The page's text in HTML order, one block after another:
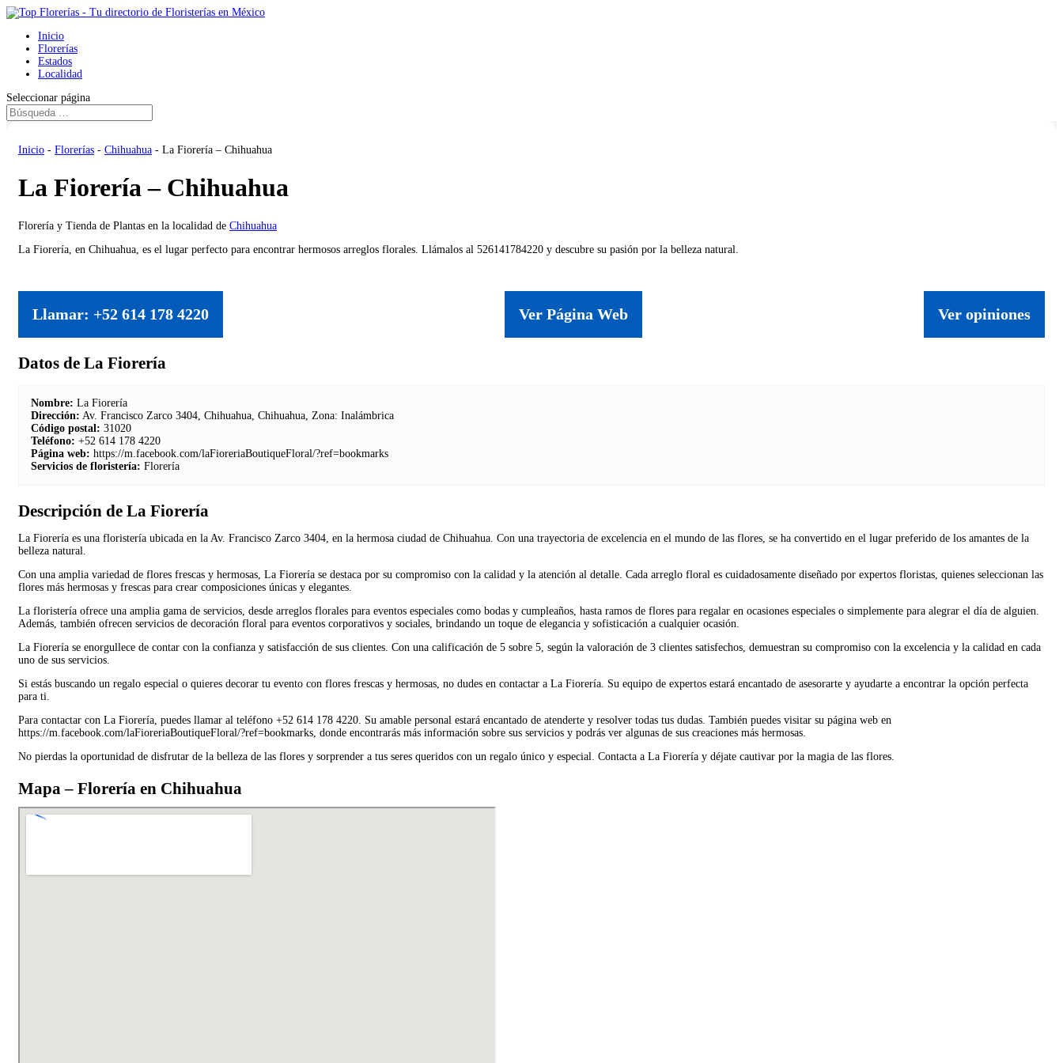
Inicio
Florerías
Estados
Localidad
Seleccionar página
Inicio - Florerías - Chihuahua - La Fiorería – Chihuahua
La Fiorería – Chihuahua
Florería y Tienda de Plantas en la localidad de Chihuahua
La Fiorería, en Chihuahua, es el lugar perfecto para encontrar hermosos arreglos florales. Llámalos al 526141784220 y descubre su pasión por la belleza natural.
Llamar: +52 614 178 4220 Ver Página Web Ver opiniones
Datos de La Fiorería
Nombre: La Fiorería
Dirección: Av. Francisco Zarco 3404, Chihuahua, Chihuahua, Zona: Inalámbrica
Código postal: 31020
Teléfono: +52 614 178 4220
Página web: https://m.facebook.com/laFioreriaBoutiqueFloral/?ref=bookmarks
Servicios de floristería: Florería
Descripción de La Fiorería
La Fiorería es una floristería ubicada en la Av. Francisco Zarco 3404, en la hermosa ciudad de Chihuahua. Con una trayectoria de excelencia en el mundo de las flores, se ha convertido en el lugar preferido de los amantes de la
belleza natural.
Con una amplia variedad de flores frescas y hermosas, La Fiorería se destaca por su compromiso con la calidad y la atención al detalle. Cada arreglo floral es cuidadosamente diseñado por expertos floristas, quienes seleccionan las
flores más hermosas y frescas para crear composiciones únicas y elegantes.
La floristería ofrece una amplia gama de servicios, desde arreglos florales para eventos especiales como bodas y cumpleaños, hasta ramos de flores para regalar en ocasiones especiales o simplemente para alegrar el día de alguien.
Además, también ofrecen servicios de decoración floral para eventos corporativos y sociales, brindando un toque de elegancia y sofisticación a cualquier ocasión.
La Fiorería se enorgullece de contar con la confianza y satisfacción de sus clientes. Con una calificación de 5 sobre 5, según la valoración de 3 clientes satisfechos, demuestran su compromiso con la excelencia y la calidad en cada
uno de sus servicios.
Si estás buscando un regalo especial o quieres decorar tu evento con flores frescas y hermosas, no dudes en contactar a La Fiorería. Su equipo de expertos estará encantado de asesorarte y ayudarte a encontrar la opción perfecta
para ti.
Para contactar con La Fiorería, puedes llamar al teléfono +52 614 178 4220. Su amable personal estará encantado de atenderte y resolver todas tus dudas. También puedes visitar su página web en
https://m.facebook.com/laFioreriaBoutiqueFloral/?ref=bookmarks, donde encontrarás más información sobre sus servicios y podrás ver algunas de sus creaciones más hermosas.
No pierdas la oportunidad de disfrutar de la belleza de las flores y sorprender a tus seres queridos con un regalo único y especial. Contacta a La Fiorería y déjate cautivar por la magia de las flores.
Mapa – Florería en Chihuahua